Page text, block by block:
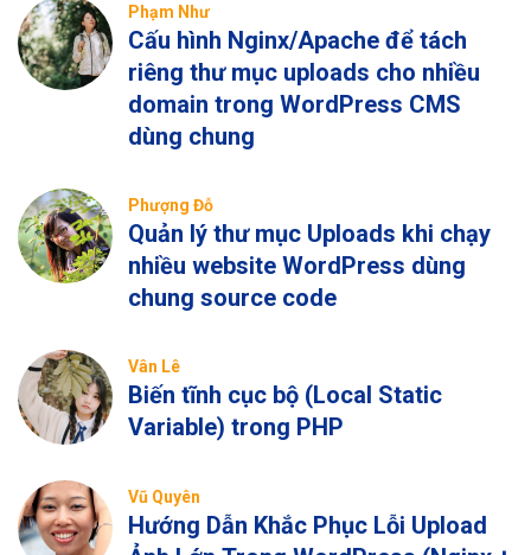
Phạm Như
Cấu hình Nginx/Apache để tách
riêng thư mục uploads cho nhiều
domain trong WordPress CMS
dùng chung
Phượng Đỗ
Quản lý thư mục Uploads khi chạy
nhiều website WordPress dùng
chung source code
Vân Lê
Biến tĩnh cục bộ (Local Static
Variable) trong PHP
Vũ Quyên
Hướng Dẫn Khắc Phục Lỗi Upload